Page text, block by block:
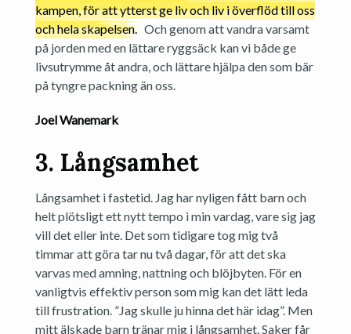
kampen, för att ytterst ge liv och liv i överflöd till oss
och hela skapelsen. Och genom att vandra varsamt
på jorden med en lättare ryggsäck kan vi både ge
livsutrymme åt andra, och lättare hjälpa den som bär
på tyngre packning än oss.
Joel Wanemark
3. Långsamhet
Långsamhet i fastetid. Jag har nyligen fått barn och
helt plötsligt ett nytt tempo i min vardag, vare sig jag
vill det eller inte. Det som tidigare tog mig två
timmar att göra tar nu två dagar, för att det ska
varvas med amning, nattning och blöjbyten. För en
vanligtvis effektiv person som mig kan det lätt leda
till frustration. ”Jag skulle ju hinna det här idag”. Men
mitt älskade barn tränar mig i långsamhet. Saker får